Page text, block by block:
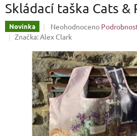
Skládací taška Cats &
Novinka
Průměrné
hodnocení
je
0,0
z
5
hvězdiček.
Neohodnoceno
Značka:Alex Clark